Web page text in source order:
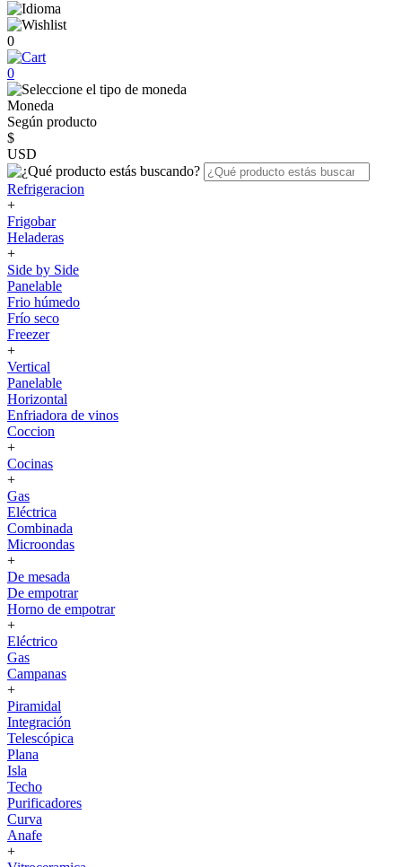
0
0
Moneda
Según producto
$
USD
Refrigeracion
+
Frigobar
Heladeras
+
Side by Side
Panelable
Frio húmedo
Frío seco
Freezer
+
Vertical
Panelable
Horizontal
Enfriadora de vinos
Coccion
+
Cocinas
+
Gas
Eléctrica
Combinada
Microondas
+
De mesada
De empotrar
Horno de empotrar
+
Eléctrico
Gas
Campanas
+
Piramidal
Integración
Telescópica
Plana
Isla
Techo
Purificadores
Curva
Anafe
+